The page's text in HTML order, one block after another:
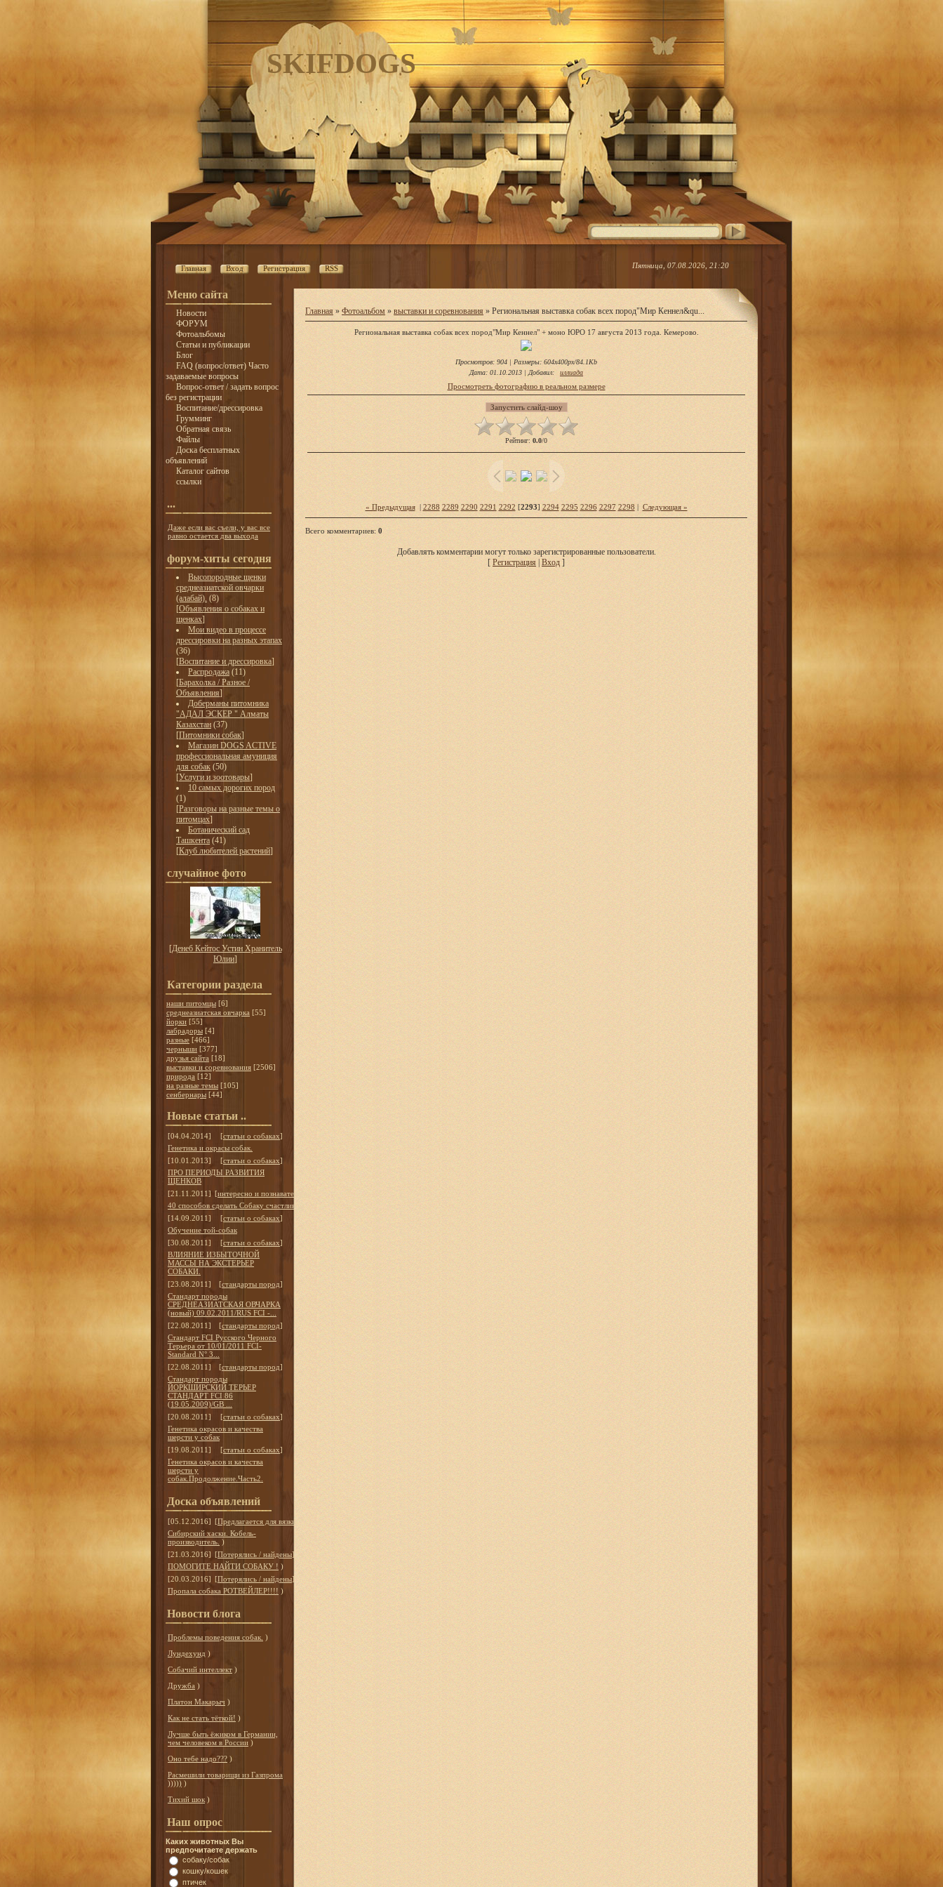
SKIFDOGS
Главная Вход Регистрация RSS Пятница, 07.08.2026, 21:20
Меню сайта
Новости
ФОРУМ
Фотоальбомы
Статьи и публикации
Блог
FAQ (вопрос/ответ) Часто
задаваемые вопросы
Вопрос-ответ / задать вопрос
без регистрации
Воспитание/дрессировка
Грумминг
Обратная связь
Файлы
Доска бесплатных
объявлений
Каталог сайтов
ссылки
...
Даже если вас съели, у вас все
равно остается два выхода
форум-хиты сегодня
Высопородные щенки
среднеазиатской овчарки
(алабай). (8)
[Объявления о собаках и
щенках]
Мои видео в процессе
дрессировки на разных этапах
(36)
[Воспитание и дрессировка]
Распродажа (11)
[Барахолка / Разное /
Объявления]
Доберманы питомника
"АДАЛ ЭСКЕР " Алматы
Казахстан (37)
[Питомники собак]
Магазин DOGS ACTIVE
профессиональная амуниция
для собак (50)
[Услуги и зоотовары]
10 самых дорогих пород
(1)
[Разговоры на разные темы о
питомцах]
Ботанический сад
Ташкента (41)
[Клуб любителей растений]
случайное фото
[Денеб Кейтос Устин Хранитель
Юлии]
Категории раздела
наши питомцы [6]
среднеазиатская овчарка [55]
йорки [55]
лабрадоры [4]
разные [466]
черныши [377]
друзья сайта [18]
выставки и соревнования [2506]
природа [12]
на разные темы [105]
сенбернары [44]
Новые статьи ..
[04.04.2014] [статьи о собаках]
Генетика и окрасы собак.
[10.01.2013]
[статьи о собаках]
ПРО ПЕРИОДЫ РАЗВИТИЯ
ЩЕНКОВ
[21.11.2011] [интересно и познавательно
40 способов сделать Собаку счастливой
[14.09.2011]
[статьи о собаках]
Обучение той-собак
[30.08.2011]
[статьи о собаках]
ВЛИЯНИЕ ИЗБЫТОЧНОЙ
МАССЫ НА ЭКСТЕРЬЕР
СОБАКИ.
[23.08.2011]
[стандарты пород]
Стандарт породы
СРЕДНЕАЗИАТСКАЯ ОВЧАРКА
(новый) 09.02.2011/RUS FCI -...
[22.08.2011]
[стандарты пород]
Стандарт FCI Русского Черного
Терьера от 10/01/2011 FCI-
Standard N° 3...
[22.08.2011]
[стандарты пород]
Стандарт породы
ЙОРКШИРСКИЙ ТЕРЬЕР
СТАНДАРТ FCI 86
(19.05.2009)/GB ...
[20.08.2011]
[статьи о собаках]
Генетика окрасов и качества
шерсти у собак
[19.08.2011]
[статьи о собаках]
Генетика окрасов и качества
шерсти у
собак.Продолжение.Часть2.
Доска объявлений
[05.12.2016] [Предлагается для вязки
Сибирский хаски. Кобель-
производитель. )
[21.03.2016] [Потерялись / найдены]
ПОМОГИТЕ НАЙТИ СОБАКУ ! )
[20.03.2016] [Потерялись / найдены]
Пропала собака РОТВЕЙЛЕР!!!! )
Новости блога
Проблемы поведения собак. )
Лундехунд )
Собачий интеллект )
Дружба )
Платон Макарыч )
Как не стать тёткой! )
Лучше быть ёжиком в Германии,
чем человеком в России )
Оно тебе надо??? )
Расмешили товарищи из Газпрома
))))) )
Тихий шок )
Наш опрос
Каких животных Вы
предпочитаете держать
собаку/собак
кошку/кошек
птичек
Главная » Фотоальбом » выставки и соревнования » Региональная выставка собак всех пород"Мир Кеннел&qu...
Региональная выставка собак всех пород"Мир Кеннел" + моно ЮРО 17 августа 2013 года. Кемерово.
Просмотров: 904 | Размеры: 604x400px/84.1Kb
Дата: 01.10.2013 | Добавил: иллиада
Просмотреть фотографию в реальном размере
Рейтинг: 0.0/0
« Предыдущая| 2288 2289 2290 2291 2292 [2293] 2294 2295 2296 2297 2298 | Следующая »
Всего комментариев: 0
Добавлять комментарии могут только зарегистрированные пользователи.
[ Регистрация Вход ]